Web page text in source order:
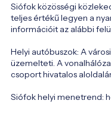
Siófok közösségi
teljes értékű legyen a
információit az alábbi
Helyi autóbuszok: A
üzemelteti. A
csoport hivatalos
Siófok helyi menetrend: